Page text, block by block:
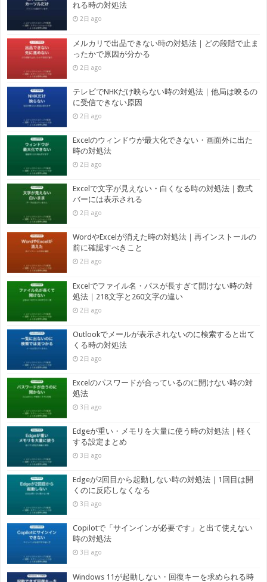
れる時の対処法
2日 ago
メルカリで出品できない時の対処法｜どの段階で止ま
ったかで原因が分かる
2日 ago
テレビでNHKだけ映らない時の対処法｜他局は映るの
に受信できない原因
2日 ago
Excelのウィンドウが最大化できない・画面外に出た
時の対処法
2日 ago
Excelで文字が見えない・白くなる時の対処法｜数式
バーには表示される
2日 ago
WordやExcelが消えた時の対処法｜再インストールの
前に確認すべきこと
2日 ago
Excelでファイル名・パスが長すぎて開けない時の対
処法｜218文字と260文字の違い
2日 ago
Outlookでメールが表示されないのに検索すると出て
くる時の対処法
2日 ago
Excelのパスワードが合っているのに開けない時の対
処法
3日 ago
Edgeが重い・メモリを大量に使う時の対処法｜軽く
する設定まとめ
3日 ago
Edgeが2回目から起動しない時の対処法｜1回目は開
くのに反応しなくなる
3日 ago
Copilotで「サインインが必要です」と出て使えない
時の対処法
3日 ago
Windows 11が起動しない・回復キーを求められる時